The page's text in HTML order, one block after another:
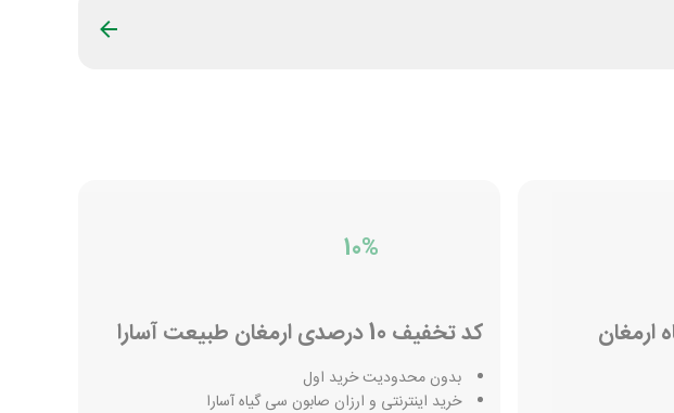
ارمغان
10%
کد تخفیف 10 درصدی ارمغان طبیعت آسارا
بدون محدودیت خرید اول
خرید اینترنتی و ارزان صابون سی گیاه آسارا